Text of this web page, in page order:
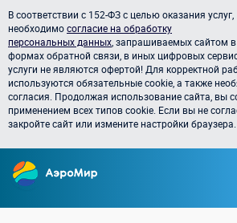
В соответствии с 152-ФЗ с целью оказания услуг,
необходимосогласие на обработку
персональных данных , запрашиваемых сайтом в
формах обратной связи, в иных цифровых
услуги не являются офертой! Для корректной
используются обязательные cookie, а также
согласия. Продолжая использование сайта, вы
применением всех типов cookie. Если вы не
закройте сайт или измените настройки браузера.